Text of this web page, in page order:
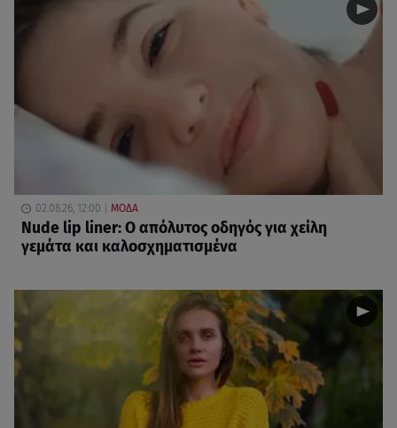
02.08.26, 12:00 ΜΟΔΑ
Nude lip liner: Ο απόλυτος οδηγός για χείλη
γεμάτα και καλοσχηματισμένα